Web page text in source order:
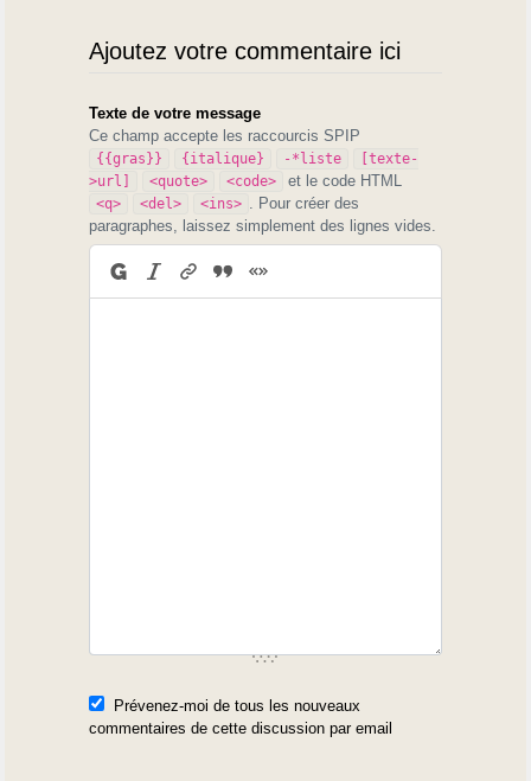
Ajoutez votre commentaire ici
Texte de votre message
Ce champ accepte les raccourcis SPIP
{{gras}} {italique} -*liste
[texte-
>url]
<quote> <code> et le code HTML
<q> <del> <ins>
. Pour créer des
paragraphes, laissez simplement des lignes vides.
Prévenez-moi de tous les nouveaux
commentaires de cette discussion par email